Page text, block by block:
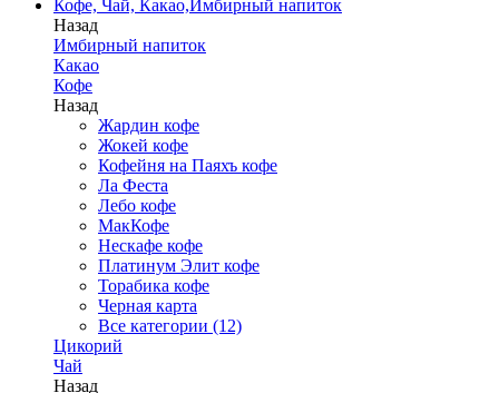
Кофе, Чай, Какао,Имбирный напиток
Назад
Имбирный напиток
Какао
Кофе
Назад
Жардин кофе
Жокей кофе
Кофейня на Паяхъ кофе
Ла Феста
Лебо кофе
МакКофе
Нескафе кофе
Платинум Элит кофе
Торабика кофе
Черная карта
Все категории (12)
Цикорий
Чай
Назад